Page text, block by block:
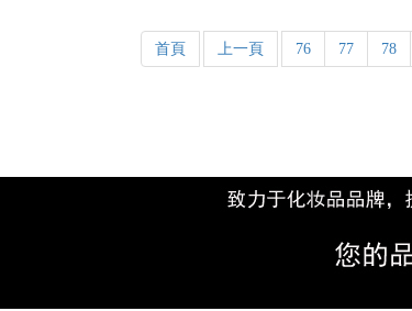
力、PET等。 2、...
首頁 上一頁 76 77 78